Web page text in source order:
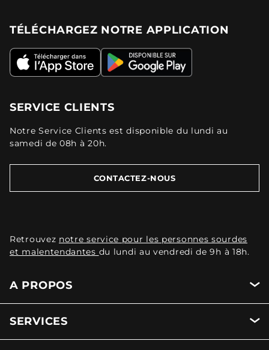
TÉLÉCHARGEZ NOTRE APPLICATION
SERVICE CLIENTS
Notre Service Clients est disponible du lundi au
samedi de 08h à 20h.
CONTACTEZ-NOUS
Retrouvez notre service pour les personnes sourdes
et malentendantes du lundi au vendredi de 9h à 18h.
A PROPOS
SERVICES